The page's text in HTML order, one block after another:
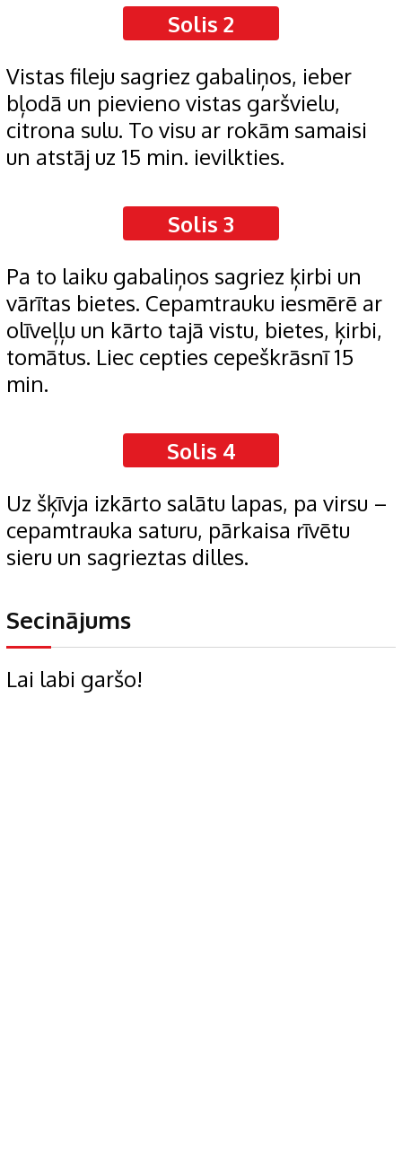
Solis 2
Vistas fileju sagriez gabaliņos, ieber
bļodā un pievieno vistas garšvielu,
citrona sulu. To visu ar rokām samaisi
un atstāj uz 15 min. ievilkties.
Solis 3
Pa to laiku gabaliņos sagriez ķirbi un
vārītas bietes. Cepamtrauku iesmērē ar
olīveļļu un kārto tajā vistu, bietes, ķirbi,
tomātus. Liec cepties cepeškrāsnī 15
min.
Solis 4
Uz šķīvja izkārto salātu lapas, pa virsu –
cepamtrauka saturu, pārkaisa rīvētu
sieru un sagrieztas dilles.
Secinājums
Lai labi garšo!